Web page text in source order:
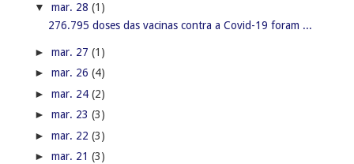
▼ mar. 28 (1)
276.795 doses das vacinas contra a Covid-19 foram ...
► mar. 27 (1)
► mar. 26 (4)
► mar. 24 (2)
► mar. 23 (3)
► mar. 22 (3)
► mar. 21 (3)